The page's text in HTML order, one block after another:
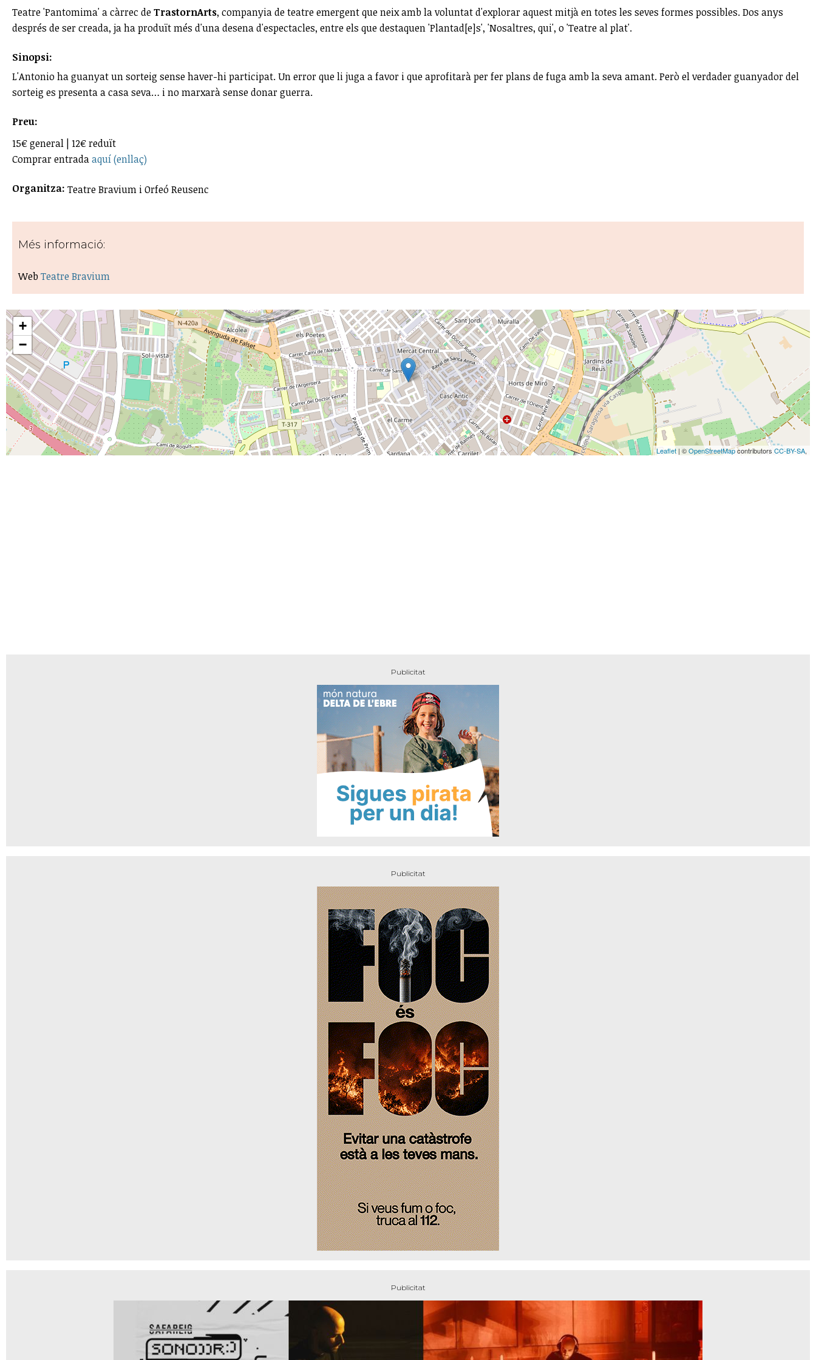
Teatre 'Pantomima' a càrrec deTrastornArts, companyia de teatre emergent que neix amb la voluntat d'explorar aquest mitjà en totes les seves formes possibles. Dos anys
després de ser creada, ja ha produït més d'una desena d'espectacles, entre els que destaquen 'Plantad[e]s', 'Nosaltres, qui', o 'Teatre al plat'.
Sinopsi:
L'Antonio ha guanyat un sorteig sense haver-hi participat. Un error que li juga a favor i que aprofitarà per fer plans de fuga amb la seva amant. Però el verdader guanyador del
sorteig es presenta a casa seva… i no marxarà sense donar guerra.
Preu:
15€ general | 12€ reduït
Comprar entradaaquí (enllaç)
Organitza: Teatre Bravium i Orfeó Reusenc
Més informació:
WebTeatre Bravium
+
−
Leaflet | ©OpenStreetMapcontributors CC-BY-SA,